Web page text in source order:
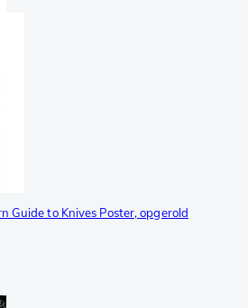
Guide to Knives Poster, opgerold